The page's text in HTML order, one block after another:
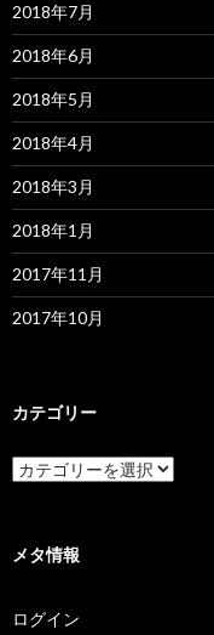
2018年7月
2018年6月
2018年5月
2018年4月
2018年3月
2018年1月
2017年11月
2017年10月
カテゴリー
カ
テ
ー
メタ情報
ログイン